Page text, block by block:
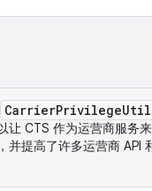
CarrierPrivilege
让 CTS 作为运营商服务
并提高了许多运营商 API